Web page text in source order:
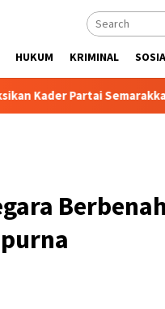
HUKUM KRIMINAL
Partai Semarakkan HUT